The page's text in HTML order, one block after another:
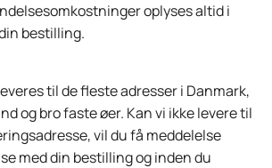
oplyses altid i
bestilling.
til de fleste adresser i Danmark,
og bro faste øer. Kan vi ikke levere til
vil du få meddelelse
med din bestilling og inden du